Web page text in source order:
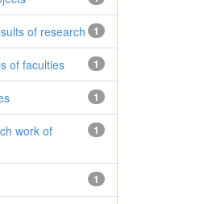
1
of research
1
of faculties
1
1
work of
1